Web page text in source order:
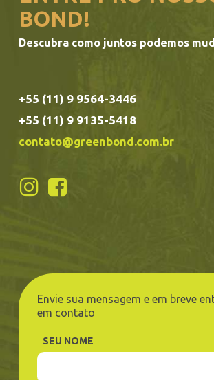
BOND!
Descubra como juntos podemos
+55 (11) 9 9564-3446
+55 (11) 9 9135-5418
contato@greenbond.com.br
Envie sua mensagem e em breve
em contato
SEU NOME